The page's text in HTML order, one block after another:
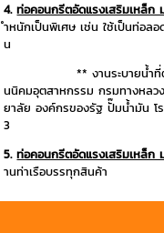
4.ท่อคอนกรีตอัดแรงเสริมเหล็
ำหนักเป็นพิเศษ เช่น ใช้เป็นท่อล
น
** งานระบายน้ำที่ต้องรับ
นนิคมอุตสาหกรรม กรมทางหลว
ยาลัย องค์กรของรัฐ ปั๊มน้ำมัน โ
3
5.ท่อคอนกรีตอัดแรงเสริมเหล็ก
านท่าเรือบรรทุกสินค้า